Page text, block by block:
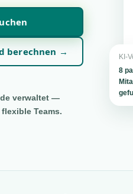
berechnen →
verwaltet —
Teams.
KI-
8